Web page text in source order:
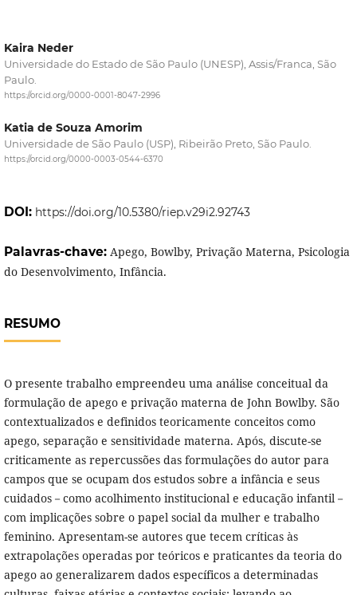
Kaira Neder
Universidade do Estado de São Paulo (UNESP), Assis/Franca, São
Paulo.
https://orcid.org/0000-0001-8047-2996
Katia de Souza Amorim
Universidade de São Paulo (USP), Ribeirão Preto, São Paulo.
https://orcid.org/0000-0003-0544-6370
DOI: https://doi.org/10.5380/riep.v29i2.92743
Palavras-chave: Apego, Bowlby, Privação Materna, Psicologia
do Desenvolvimento, Infância.
RESUMO
O presente trabalho empreendeu uma análise conceitual da
formulação de apego e privação materna de John Bowlby. São
contextualizados e definidos teoricamente conceitos como
apego, separação e sensitividade materna. Após, discute-se
criticamente as repercussões das formulações do autor para
campos que se ocupam dos estudos sobre a infância e seus
cuidados－como acolhimento institucional e educação infantil－
com implicações sobre o papel social da mulher e trabalho
feminino. Apresentam-se autores que tecem críticas às
extrapolações operadas por teóricos e praticantes da teoria do
apego ao generalizarem dados específicos a determinadas